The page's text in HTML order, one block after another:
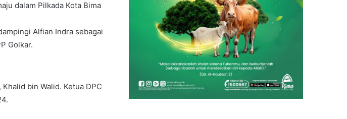
dalam Pilkada Kota Bima
Alfian Indra sebagai
Golkar.
bin Walid. Ketua DPC